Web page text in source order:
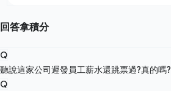
回答拿積分
Q
聽說這家公司遲發員工薪水還跳票過?真的嗎?
Q